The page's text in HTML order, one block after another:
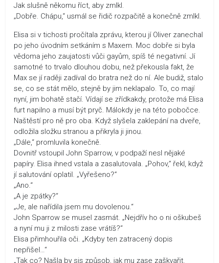
Jak slušně někomu říct, aby zmlkl.
„Dobře. Chápu,“ usmál se řidič rozpačitě a konečně zmlkl.
Elisa si v tichosti pročítala zprávu, kterou jí Oliver zanechal
po jeho úvodním setkáním s Maxem. Moc dobře si byla
vědoma jeho zaujatosti vůči gayům, spíš té negativní. Jí
samotné to trvalo dlouhou dobu, než překousla fakt, že
Max se jí raději zadíval do bratra než do ní. Ale budiž, stalo
se, co se stát mělo, stejně by jim neklapalo. To, co mají
nyní, jim bohatě stačí. Vídají se zřídkakdy, protože má Elisa
furt napilno a musí být pryč. Málokdy je na této pobočce.
Naštěstí pro ně pro oba. Když slyšela zaklepání na dveře,
odložila složku stranou a přikryla ji jinou.
„Dále,“ promluvila konečně.
Dovnitř vstoupil John Sparrow, v podpaží nesl nějaké
papíry. Elisa ihned vstala a zasalutovala. „Pohov,“ řekl, když
jí salutování oplatil. „Vyřešeno?“
„Ano.“
„A je zpátky?“
„Je, ale nařídila jsem mu dovolenou.“
John Sparrow se musel zasmát. „Nejdřív ho o ni oškubeš
a nyní mu ji z milosti zase vrátíš?“
Elisa přimhouřila oči. „Kdyby ten zatracený dopis
nepřišel…“
„Tak co? Našla by sis způsob, jak mu zase zaškvařit.